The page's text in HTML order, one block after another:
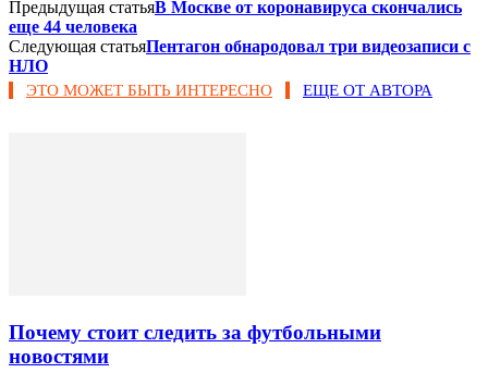
Предыдущая статьяВ Москве от коронавируса скончались
еще 44 человека
Следующая статьяПентагон обнародовал три видеозаписи с
НЛО
ЭТО МОЖЕТ БЫТЬ ИНТЕРЕСНО ЕЩЕ ОТ АВТОРА
Почему стоит следить за футбольными
новостями